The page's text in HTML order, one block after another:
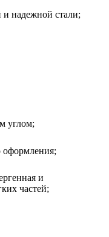
и надежной стали;
углом;
оформления;
и
частей;